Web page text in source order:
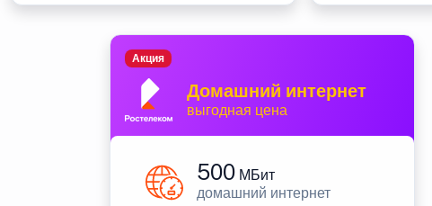
Домашний интернет
выгодная цена
Акция
500 МБит
домашний интернет